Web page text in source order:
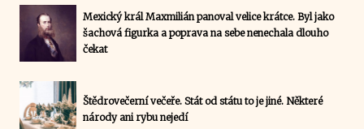
Mexický král Maxmilián panoval velice krátce. Byl jako
šachová figurka a poprava na sebe nenechala dlouho
čekat
Štědrovečerní večeře. Stát od státu to je jiné. Některé
národy ani rybu nejedí